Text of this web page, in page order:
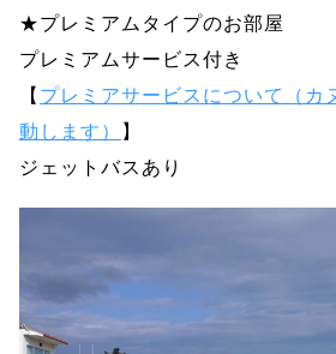
★プレミアムタイプのお部屋
プレミアムサービス付き
【 プレミアサービスについて（カ
動します）
】
ジェットバスあり